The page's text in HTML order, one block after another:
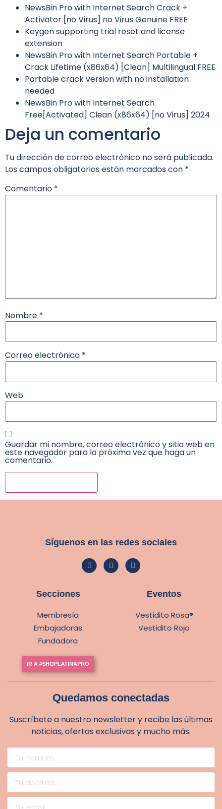
NewsBin Pro with Internet Search Crack +
Activator [no Virus] no Virus Genuine FREE
Keygen supporting trial reset and license
extension
NewsBin Pro with Internet Search Portable +
Crack Lifetime (x86x64) [Clean] Multilingual FREE
Portable crack version with no installation
needed
NewsBin Pro with Internet Search
Free[Activated] Clean (x86x64) [no Virus] 2024
Deja un comentario
Tu dirección de correo electrónico no será publicada.
Los campos obligatorios están marcados con *
Comentario *
Nombre *
Correo electrónico *
Web
Guardar mi nombre, correo electrónico y sitio web en
este navegador para la próxima vez que haga un
comentario.
Síguenos en las redes sociales
Secciones
Membresía
Embajadoras
Fundadora
IR A #SHOPLATINAPRO
Eventos
Vestidito Rosa®
Vestidito Rojo
Quedamos conectadas
Suscríbete a nuestro newsletter y recibe las últimas
noticias, ofertas exclusivas y mucho más.